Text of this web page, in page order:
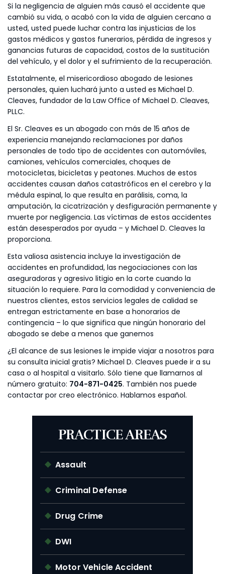
Si la negligencia de alguien más causó el accidente que
cambió su vida, o acabó con la vida de alguien cercano a
usted, usted puede luchar contra las injusticias de los
gastos médicos y gastos funerarios, pérdida de ingresos y
ganancias futuras de capacidad, costos de la sustitución
del vehículo, y el dolor y el sufrimiento de la recuperación.
Estatalmente, el misericordioso abogado de lesiones
personales, quien luchará junto a usted es Michael D.
Cleaves, fundador de la Law Office of Michael D. Cleaves,
PLLC.
El Sr. Cleaves es un abogado con más de 15 años de
experiencia manejando reclamaciones por daños
personales de todo tipo de accidentes con automóviles,
camiones, vehículos comerciales, choques de
motocicletas, bicicletas y peatones. Muchos de estos
accidentes causan daños catastróficos en el cerebro y la
médula espinal, lo que resulta en parálisis, coma, la
amputación, la cicatrización y desfiguración permanente y
muerte por negligencia. Las víctimas de estos accidentes
están desesperados por ayuda – y Michael D. Cleaves la
proporciona.
Esta valiosa asistencia incluye la investigación de
accidentes en profundidad, las negociaciones con las
aseguradoras y agresivo litigio en la corte cuando la
situación lo requiere. Para la comodidad y conveniencia de
nuestros clientes, estos servicios legales de calidad se
entregan estrictamente en base a honorarios de
contingencia – lo que significa que ningún honorario del
abogado se debe a menos que ganemos
¿El alcance de sus lesiones le impide viajar a nosotros para
su consulta inicial gratis? Michael D. Cleaves puede ir a su
casa o al hospital a visitarlo. Sólo tiene que llamarnos al
número gratuito: 704-871-0425. También nos puede
contactar por creo electrónico. Hablamos español.
PRACTICE AREAS
Assault
Criminal Defense
Drug Crime
DWI
Motor Vehicle Accident